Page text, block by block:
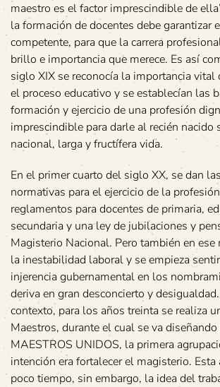
maestro es el factor imprescindible de
la formación de docentes debe garantizar
competente, para que la carrera
brillo e importancia que merece. Es así
siglo XIX se reconocía la importancia vital
el proceso educativo y se establecían las
formación y ejercicio de una profesión
imprescindible para darle al recién nacido
nacional, larga y fructífera vida.
En el primer cuarto del siglo XX, se dan
normativas para el ejercicio de la
reglamentos para docentes de primaria,
secundaria y una ley de jubilaciones y
Magisterio Nacional. Pero también en
la inestabilidad laboral y se empieza
injerencia gubernamental en los
deriva en gran desconcierto y
contexto, para los años treinta se realiza
Maestros, durante el cual se va
MAESTROS UNIDOS, la primera
intención era fortalecer el magisterio. Esta
poco tiempo, sin embargo, la idea del